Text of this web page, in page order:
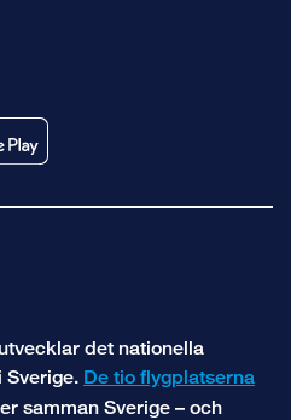
det nationella
Sverige. De tio flygplatserna
samman Sverige – och